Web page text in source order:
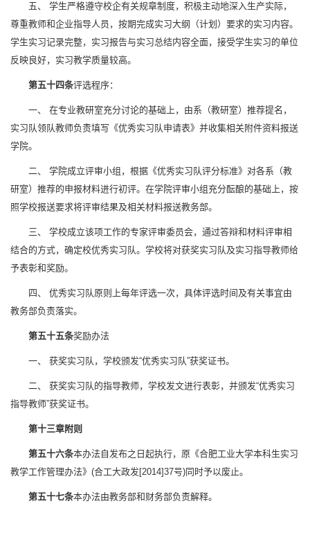
五、 学生严格遵守校企有关规章制度，积极主动地深入生产实际，
尊重教师和企业指导人员，按期完成实习大纲（计划）要求的实习内容。
学生实习记录完整，实习报告与实习总结内容全面，接受学生实习的单位
反映良好，实习教学质量较高。
第五十四条评选程序：
一、 在专业教研室充分讨论的基础上，由系（教研室）推荐提名，
实习队领队教师负责填写《优秀实习队申请表》并收集相关附件资料报送
学院。
二、 学院成立评审小组，根据《优秀实习队评分标准》对各系（教
研室）推荐的申报材料进行初评。在学院评审小组充分酝酿的基础上，按
照学校报送要求将评审结果及相关材料报送教务部。
三、 学校成立该项工作的专家评审委员会，通过答辩和材料评审相
结合的方式，确定校优秀实习队。学校将对获奖实习队及实习指导教师给
予表彰和奖励。
四、 优秀实习队原则上每年评选一次，具体评选时间及有关事宜由
教务部负责落实。
第五十五条奖励办法
一、 获奖实习队，学校颁发“优秀实习队”获奖证书。
二、 获奖实习队的指导教师，学校发文进行表彰，并颁发“优秀实习
指导教师”获奖证书。
第十三章附则
第五十六条本办法自发布之日起执行，原《合肥工业大学本科生实习
教学工作管理办法》(合工大政发[2014]37号)同时予以废止。
第五十七条本办法由教务部和财务部负责解释。